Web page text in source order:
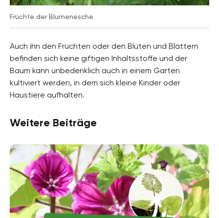
Früchte der Blumenesche
Auch ihn den Früchten oder den Blüten und Blättern
befinden sich keine giftigen Inhaltsstoffe und der
Baum kann unbedenklich auch in einem Garten
kultiviert werden, in dem sich kleine Kinder oder
Haustiere aufhalten.
Weitere Beiträge